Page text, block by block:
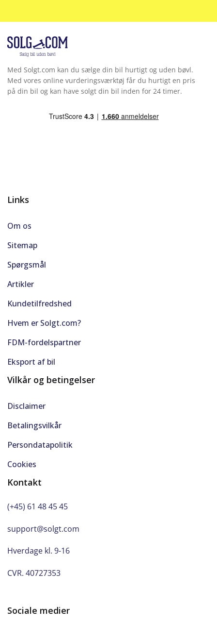
Stemmebetjening
Stofindtræk
Trådløs mobilopladning
Udvendig temperaturmåler
Undervognsbehandlet
Med Solgt.com kan du sælge din bil hurtigt og uden bøvl.
Med vores online vurderingsværktøj får du hurtigt en pris
på din bil og kan have solgt din bil inden for 24 timer.
Links
Om os
Sitemap
Spørgsmål
Artikler
Kundetilfredshed
Hvem er Solgt.com?
FDM-fordelspartner
Eksport af bil
Vilkår og betingelser
Disclaimer
Betalingsvilkår
Persondatapolitik
Cookies
Kontakt
(+45) 61 48 45 45
support@solgt.com
Hverdage kl. 9-16
CVR. 40727353
Sociale medier